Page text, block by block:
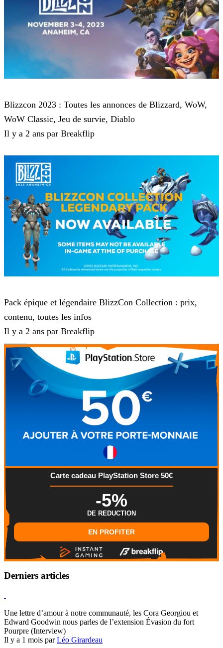
Blizzcon 2023 : Toutes les annonces de Blizzard, WoW,
WoW Classic, Jeu de survie, Diablo
Il y a 2 ans par Breakflip
Pack épique et légendaire BlizzCon Collection : prix,
contenu, toutes les infos
Il y a 2 ans par Breakflip
Carte cadeau PlayStation Store 50€
-5%
DE REDUCTION
EN PROFITER
Derniers articles
Une lettre d’amour à notre communauté, les Cora Georgiou et
Edward Goodwin nous parles de l’extension Évasion du fort
Pourpre (Interview)
Il y a 1 mois parLéo Girardeau